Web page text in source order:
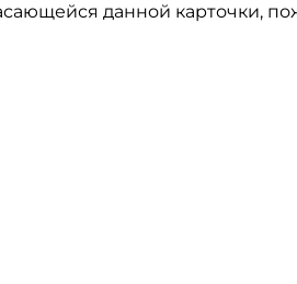
данной карточки,